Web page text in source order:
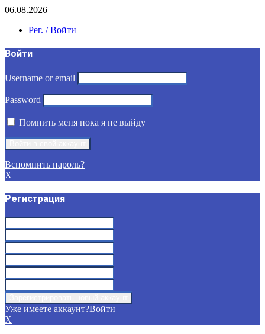
06.08.2026
Рег. / Войти
Войти
Username or email
Password
Помнить меня пока я не выйду
Вспомнить пароль?
X
Регистрация
Уже имеете аккаунт?Войти
X